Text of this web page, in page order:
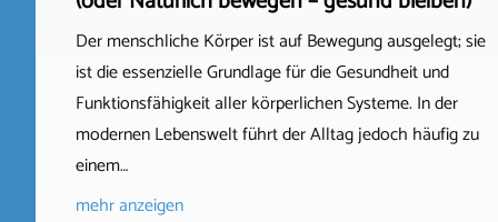
Der menschliche Körper ist auf Bewegung ausgelegt; sie
ist die essenzielle Grundlage für die Gesundheit und
Funktionsfähigkeit aller körperlichen Systeme. In der
modernen Lebenswelt führt der Alltag jedoch häufig zu
einem…
mehr anzeigen